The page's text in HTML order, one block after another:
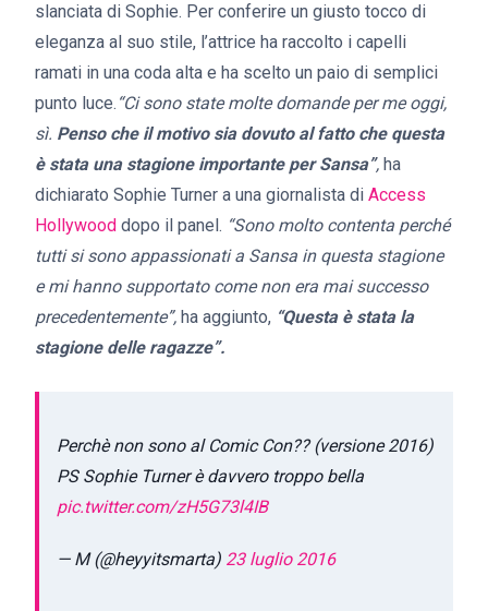
slanciata di Sophie. Per conferire un giusto tocco di
eleganza al suo stile, l’attrice ha raccolto i capelli
ramati in una coda alta e ha scelto un paio di semplici
punto luce. “Ci sono state molte domande per me oggi,
sì. Penso che il motivo sia dovuto al fatto che questa
è stata una stagione importante per Sansa”, ha
dichiarato Sophie Turner a una giornalista di Access
Hollywood dopo il panel. “Sono molto contenta perché
tutti si sono appassionati a Sansa in questa stagione
e mi hanno supportato come non era mai successo
precedentemente”, ha aggiunto, “Questa è stata la
stagione delle ragazze”.
Perchè non sono al Comic Con?? (versione 2016)
PS Sophie Turner è davvero troppo bella
pic.twitter.com/zH5G73l4IB
— M (@heyyitsmarta) 23 luglio 2016